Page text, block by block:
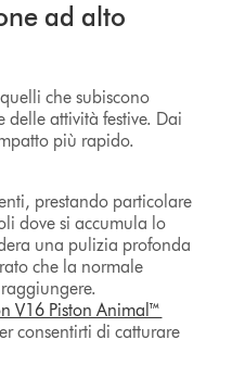
ad alto
che subiscono
delle attività festive. Dai
più rapido.
prestando particolare
dove si accumula lo
una pulizia profonda
che la normale
V16 Piston Animal™
consentirti di catturare